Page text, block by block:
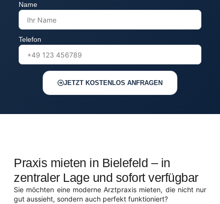
Name
Telefon
JETZT KOSTENLOS ANFRAGEN
Praxis mieten in Bielefeld – in
zentraler Lage und sofort verfügbar
Sie möchten eine moderne Arztpraxis mieten, die nicht nur
gut aussieht, sondern auch perfekt funktioniert?